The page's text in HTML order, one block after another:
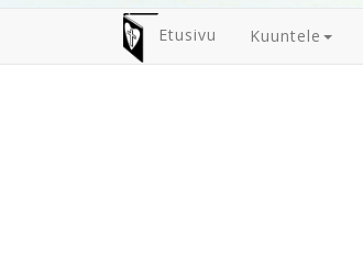
Etusivu Kuuntele